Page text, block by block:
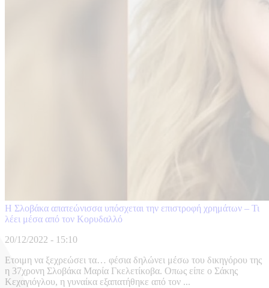
Η Σλοβάκα απατεώνισσα υπόσχεται την επιστροφή χρημάτων – Τι
λέει μέσα από τον Κορυδαλλό
20/12/2022 - 15:10
Ετοιμη να ξεχρεώσει τα… φέσια δηλώνει μέσω του δικηγόρου της
η 37χρονη Σλοβάκα Μαρία Γκελετίκοβα. Οπως είπε ο Σάκης
Κεχαγιόγλου, η γυναίκα εξαπατήθηκε από τον ...